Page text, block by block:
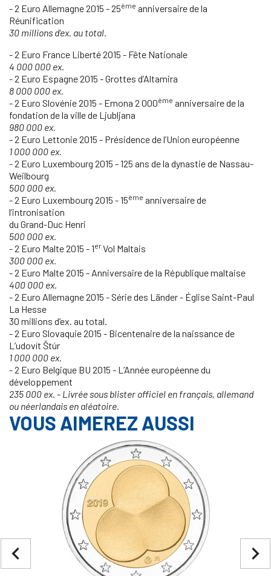
- 2 Euro Allemagne 2015 - 25ème anniversaire de la
Réunification
30 millions d’ex. au total.
- 2 Euro France Liberté 2015 - Fête Nationale
4 000 000 ex.
- 2 Euro Espagne 2015 - Grottes d’Altamira
8 000 000 ex.
- 2 Euro Slovénie 2015 - Emona 2 000ème anniversaire de la
fondation de la ville de Ljubljana
980 000 ex.
- 2 Euro Lettonie 2015 - Présidence de l’Union européenne
1 000 000 ex.
- 2 Euro Luxembourg 2015 - 125 ans de la dynastie de Nassau-
Weilbourg
500 000 ex.
- 2 Euro Luxembourg 2015 - 15ème anniversaire de
l’intronisation
du Grand-Duc Henri
500 000 ex.
- 2 Euro Malte 2015 - 1erVol Maltais
300 000 ex.
- 2 Euro Malte 2015 - Anniversaire de la République maltaise
400 000 ex.
- 2 Euro Allemagne 2015 - Série des Länder - Église Saint-Paul
La Hesse
30 millions d’ex. au total.
- 2 Euro Slovaquie 2015 - Bicentenaire de la naissance de
L’udovít Štúr
1 000 000 ex.
- 2 Euro Belgique BU 2015 - L’Année européenne du
développement
235 000 ex. - Livrée sous blister officiel en français, allemand
ou néerlandais en aléatoire.
VOUS AIMEREZ AUSSI
navigate_next
navigate_before